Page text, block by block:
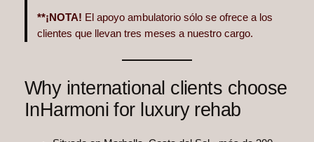
**¡NOTA! El apoyo ambulatorio sólo se ofrece a los
clientes que llevan tres meses a nuestro cargo.
Why international clients choose
InHarmoni for luxury rehab